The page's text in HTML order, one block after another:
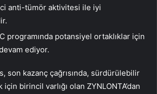
anti-tümör aktivitesi ile iyi
programında potansiyel ortaklıklar için
ediyor.
son kazanç çağrısında, sürdürülebilir
için birincil varlığı olan ZYNLONTA’dan